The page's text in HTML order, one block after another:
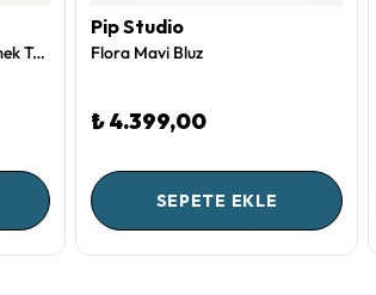
Kırmızı Pembe Porselen Yemek Tabağı 26,5 Cm Love Birds Collection by Pip Studio
Pip Studio
Flora Mavi Bluz
₺ 4.399,00
SEPETE EKLE